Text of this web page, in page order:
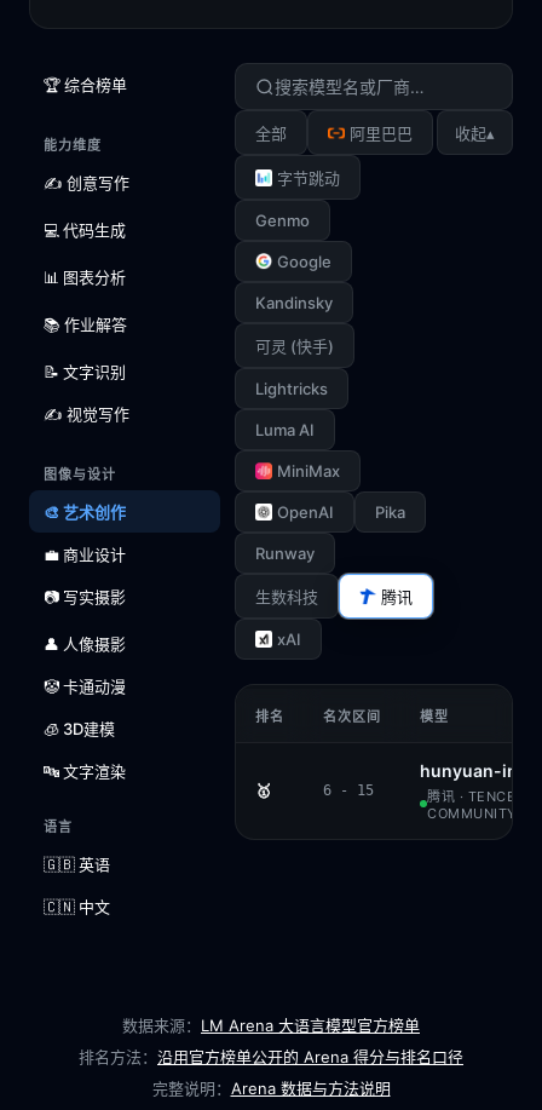
🏆 综合榜单
能力维度
✍️ 创意写作
💻 代码生成
📊 图表分析
📚 作业解答
📝 文字识别
✍️ 视觉写作
图像与设计
🎨 艺术创作
💼 商业设计
📷 写实摄影
👤 人像摄影
🤡 卡通动漫
🧊 3D建模
🔤 文字渲染
语言
🇬🇧 英语
🇨🇳 中文
全部 阿里巴巴
字节跳动
Genmo
Google
Kandinsky
可灵 (快手)
Lightricks
Luma AI
MiniMax
OpenAI Pika
Runway
生数科技 腾讯
xAI
收起▴
排名 名次区间 模型
🥇 6 - 15
hunyuan-
腾讯 ·
COMMUNITY
数据来源： LM Arena 大语言模型官方榜单
排名方法： 沿用官方榜单公开的 Arena 得分与排名口径
完整说明： Arena 数据与方法说明